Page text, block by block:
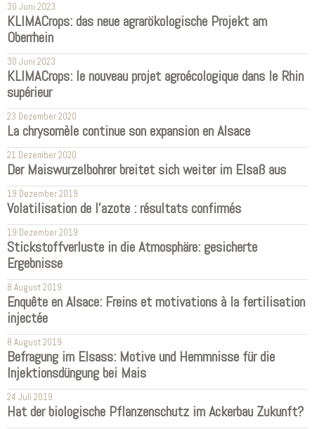
30 Juni 2023
KLIMACrops: das neue agrarökologische Projekt am
Oberrhein
30 Juni 2023
KLIMACrops: le nouveau projet agroécologique dans le Rhin
supérieur
23 Dezember 2020
La chrysomèle continue son expansion en Alsace
21 Dezember 2020
Der Maiswurzelbohrer breitet sich weiter im Elsaß aus
19 Dezember 2019
Volatilisation de l'azote : résultats confirmés
19 Dezember 2019
Stickstoffverluste in die Atmosphäre: gesicherte
Ergebnisse
8 August 2019
Enquête en Alsace: Freins et motivations à la fertilisation
injectée
8 August 2019
Befragung im Elsass: Motive und Hemmnisse für die
Injektionsdüngung bei Mais
24 Juli 2019
Hat der biologische Pflanzenschutz im Ackerbau Zukunft?